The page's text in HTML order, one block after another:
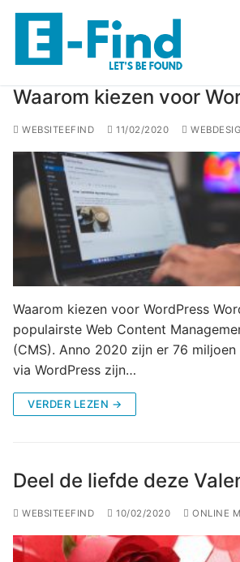
Waarom kiezen voor
WEBSITEEFIND 11/02/2020
Waarom kiezen voor WordPress
populairste Web Content
(CMS). Anno 2020 zijn er 76
via WordPress zijn…
VERDER LEZEN →
Deel de liefde deze
WEBSITEEFIND 10/02/2020 ONLINE